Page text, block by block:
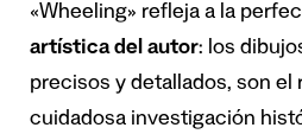
«Wheeling» refleja a la
artística del autor: los
precisos y detallados, son el
cuidadosa investigación